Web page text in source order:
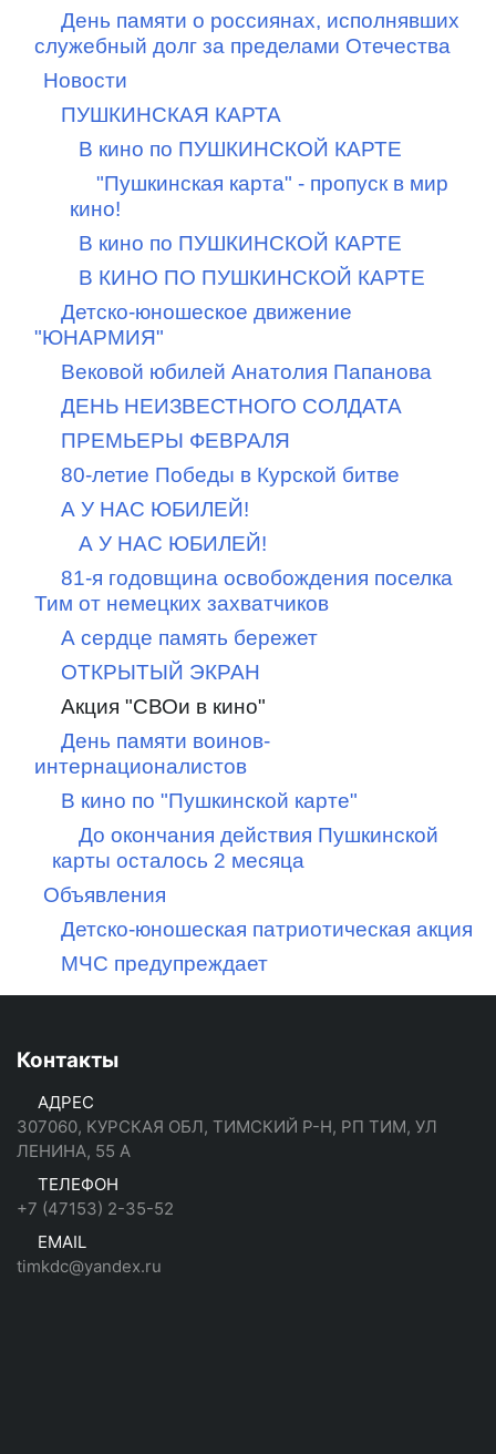
День памяти о россиянах, исполнявших
служебный долг за пределами Отечества
Новости
ПУШКИНСКАЯ КАРТА
В кино по ПУШКИНСКОЙ КАРТЕ
"Пушкинская карта" - пропуск в мир
кино!
В кино по ПУШКИНСКОЙ КАРТЕ
В КИНО ПО ПУШКИНСКОЙ КАРТЕ
Детско-юношеское движение
"ЮНАРМИЯ"
Вековой юбилей Анатолия Папанова
ДЕНЬ НЕИЗВЕСТНОГО СОЛДАТА
ПРЕМЬЕРЫ ФЕВРАЛЯ
80-летие Победы в Курской битве
А У НАС ЮБИЛЕЙ!
А У НАС ЮБИЛЕЙ!
81-я годовщина освобождения поселка
Тим от немецких захватчиков
А сердце память бережет
ОТКРЫТЫЙ ЭКРАН
Акция "СВОи в кино"
День памяти воинов-
интернационалистов
В кино по "Пушкинской карте"
До окончания действия Пушкинской
карты осталось 2 месяца
Объявления
Детско-юношеская патриотическая акция
МЧС предупреждает
Контакты
АДРЕС
307060, КУРСКАЯ ОБЛ, ТИМСКИЙ Р-Н, РП ТИМ, УЛ
ЛЕНИНА, 55 А
ТЕЛЕФОН
+7 (47153) 2-35-52
EMAIL
timkdc@yandex.ru